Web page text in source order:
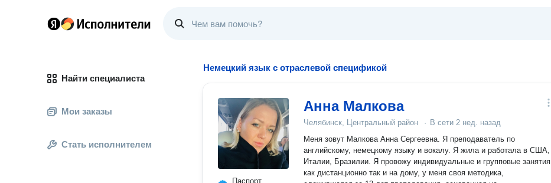
Найти специалиста
Мои заказы
Стать исполнителем
Немецкий язык с отраслевой спецификой
Паспорт
Анна Малкова
Челябинск, Центральный район · В сети 2 нед. назад
Меня зовут Малкова Анна Сергеевна. Я преподаватель по
английскому, немецкому языку и вокалу. Я жила и работала в США,
Италии, Бразилии. Я провожу индивидуальные и групповые занятия
как дистанционно так и на дому, у меня своя методика,